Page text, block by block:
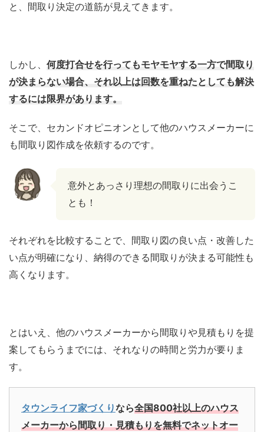
と、間取り決定の道筋が見えてきます。
しかし、 何度打合せを行ってもモヤモヤする一方で間取り
が決まらない場合、それ以上は回数を重ねたとしても解決
するには限界があります。
そこで、セカンドオピニオンとして他のハウスメーカーに
も間取り図作成を依頼するのです。
意外とあっさり理想の間取りに出会うこ
とも！
それぞれを比較することで、間取り図の良い点・改善した
い点が明確になり、納得のできる間取りが決まる可能性も
高くなります。
とはいえ、他のハウスメーカーから間取りや見積もりを提
案してもらうまでには、それなりの時間と労力が要りま
す。
タウンライフ家づくりなら全国800社以上のハウス
メーカーから間取り・見積もりを無料でネットオー